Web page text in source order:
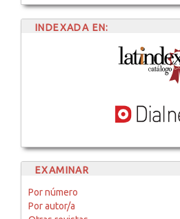
INDEXADA EN:
EXAMINAR
Por número
Por autor/a